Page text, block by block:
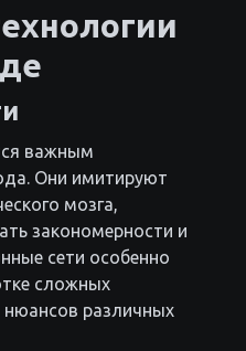
важным
Они имитируют
мозга,
закономерности и
сети особенно
сложных
различных